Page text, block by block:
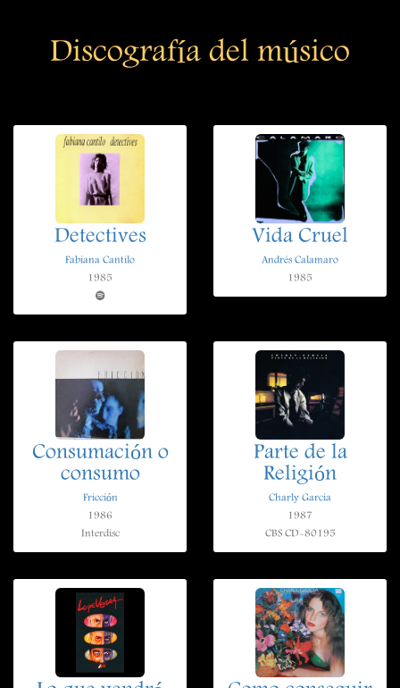
Discografía del músico
Detectives
Fabiana Cantilo
1985
Vida Cruel
Andrés Calamaro
1985
Consumación o
consumo
Fricción
1986
Interdisc
Parte de la
Religión
Charly Garcia
1987
CBS CD-80195